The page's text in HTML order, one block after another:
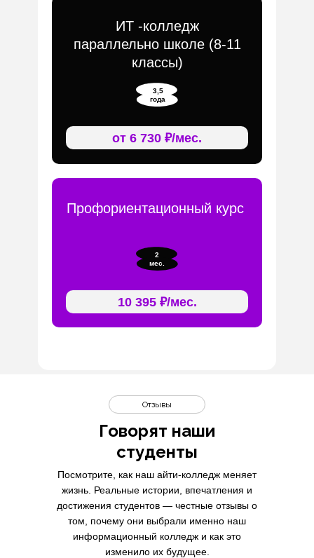
ИТ -колледж
параллельно школе (8-11
классы)
от 6 730 ₽/мес.
3,5
года
2
мес.
Профориентационный курс
10 395 ₽/мес.
Говорят наши
студенты
Отзывы
Посмотрите, как наш айти-колледж меняет
жизнь. Реальные истории, впечатления и
достижения студентов — честные отзывы о
том, почему они выбрали именно наш
информационный колледж и как это
изменило их будущее.